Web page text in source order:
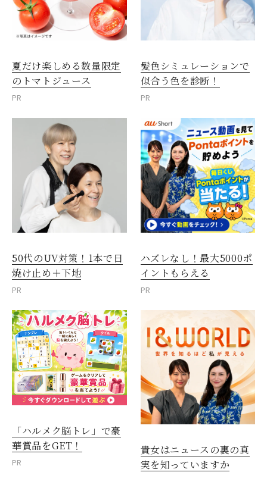
夏だけ楽しめる数量限定
のトマトジュース
PR
髪色シミュレーションで
似合う色を診断！
PR
50代のUV対策！1本で日
焼け止め＋下地
PR
ハズレなし！最大5000ポ
イントもらえる
PR
「ハルメク脳トレ」で豪
華賞品をGET！
PR
貴女はニュースの裏の真
実を知っていますか